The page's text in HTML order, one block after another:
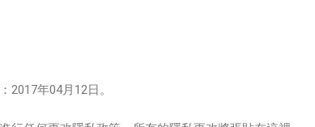
2017年04月12日。